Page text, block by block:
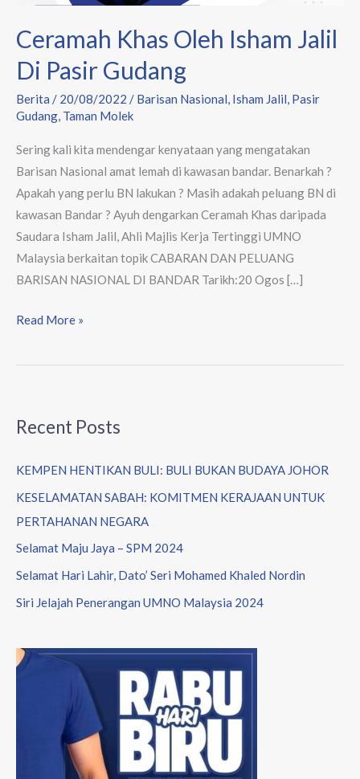
Ceramah Khas Oleh Isham Jalil
Di Pasir Gudang
Berita / 20/08/2022 / Barisan Nasional, Isham Jalil, Pasir
Gudang, Taman Molek
Sering kali kita mendengar kenyataan yang mengatakan
Barisan Nasional amat lemah di kawasan bandar. Benarkah ?
Apakah yang perlu BN lakukan ? Masih adakah peluang BN di
kawasan Bandar ? Ayuh dengarkan Ceramah Khas daripada
Saudara Isham Jalil, Ahli Majlis Kerja Tertinggi UMNO
Malaysia berkaitan topik CABARAN DAN PELUANG
BARISAN NASIONAL DI BANDAR Tarikh:20 Ogos […]
Read More »
Recent Posts
KEMPEN HENTIKAN BULI: BULI BUKAN BUDAYA JOHOR
KESELAMATAN SABAH: KOMITMEN KERAJAAN UNTUK
PERTAHANAN NEGARA
Selamat Maju Jaya – SPM 2024
Selamat Hari Lahir, Dato’ Seri Mohamed Khaled Nordin
Siri Jelajah Penerangan UMNO Malaysia 2024